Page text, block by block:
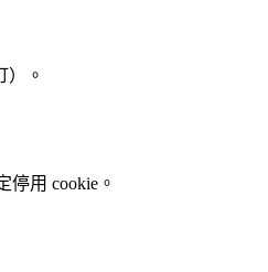
。
停用 cookie。